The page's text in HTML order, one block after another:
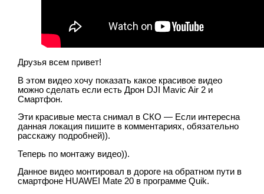
Друзья всем привет!
В этом видео хочу показать какое красивое видео
можно сделать если есть Дрон DJI Mavic Air 2 и
Смартфон.
Эти красивые места снимал в СКО — Если интересна
данная локация пишите в комментариях, обязательно
расскажу подробней)).
Теперь по монтажу видео)).
Данное видео монтировал в дороге на обратном пути в
смартфоне HUAWEI Mate 20 в программе Quik.